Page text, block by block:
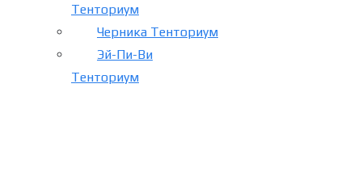
Тенториум
Черника Тенториум
Эй-Пи-Ви
Тенториум